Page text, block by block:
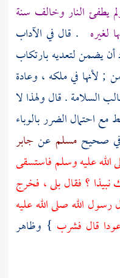
يطفئ النار وخالف سنة
لغيره . قال في الآداب
أن يضمن لتعديه بارتكاب
; لأنها في ملكه ، وعادة
السلامة . قال ولهذا لا
مع احتمال الضرر بالوباء
في صحيحمسلم عن جابر
الله عليه وسلم فاستسقى
؟ فقال بلى ، فخرج
الله صلى الله عليه
قال فشرب } وظاهر